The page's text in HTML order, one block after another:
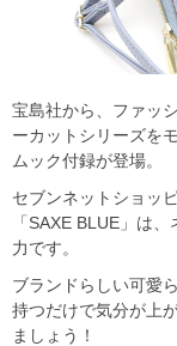
宝島社から、ファッ
ーカットシリーズを
ムック付録が登場。
セブンネットショッ
「SAXE BLUE」は
力です。
ブランドらしい可愛
持つだけで気分が上
ましょう！